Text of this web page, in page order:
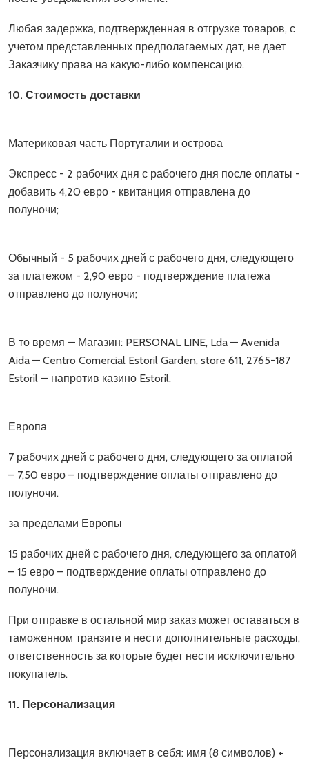
Любая задержка, подтвержденная в отгрузке товаров, с
учетом представленных предполагаемых дат, не дает
Заказчику права на какую-либо компенсацию.
10. Стоимость доставки
Материковая часть Португалии и острова
Экспресс - 2 рабочих дня с рабочего дня после оплаты -
добавить 4,20 евро - квитанция отправлена до
полуночи;
Обычный - 5 рабочих дней с рабочего дня, следующего
за платежом - 2,90 евро - подтверждение платежа
отправлено до полуночи;
В то время — Магазин: PERSONAL LINE, Lda — Avenida
Aida — Centro Comercial Estoril Garden, store 611, 2765-187
Estoril — напротив казино Estoril.
Европа
7 рабочих дней с рабочего дня, следующего за оплатой
– 7,50 евро – подтверждение оплаты отправлено до
полуночи.
за пределами Европы
15 рабочих дней с рабочего дня, следующего за оплатой
– 15 евро – подтверждение оплаты отправлено до
полуночи.
При отправке в остальной мир заказ может оставаться в
таможенном транзите и нести дополнительные расходы,
ответственность за которые будет нести исключительно
покупатель.
11. Персонализация
Персонализация включает в себя: имя (8 символов) +